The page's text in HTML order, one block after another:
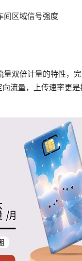
间区域信号强度
双倍计量的特性，
流量，上传速率更